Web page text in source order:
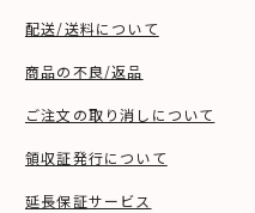
配送/送料について
商品の不良/返品
ご注文の取り消しについて
領収証発行について
延長保証サービス